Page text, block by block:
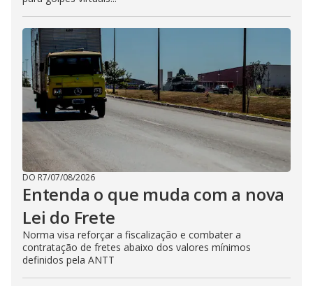
DO R7/07/08/2026
Entenda o que muda com a nova
Lei do Frete
Norma visa reforçar a fiscalização e combater a
contratação de fretes abaixo dos valores mínimos
definidos pela ANTT